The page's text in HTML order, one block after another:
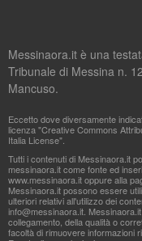
Messinaora.it è una
Tribunale di Messina n.
Mancuso.
Eccetto dove diversamente
licenza "Creative Commons
Italia License".
Tutti i contenuti di Messinaora.it
messinaora.it come fonte ed
www.messinaora.it oppure alla
Messinaora.it possono essere
ulteriori relativi all'utilizzo dei
info@messinaora.it.
collegamento, della qualità o
facoltà di rimuovere informazioni